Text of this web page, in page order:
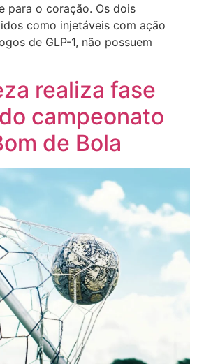
para o coração. Os dois
como injetáveis com ação
de GLP-1, não possuem
realiza fase
campeonato
de Bola